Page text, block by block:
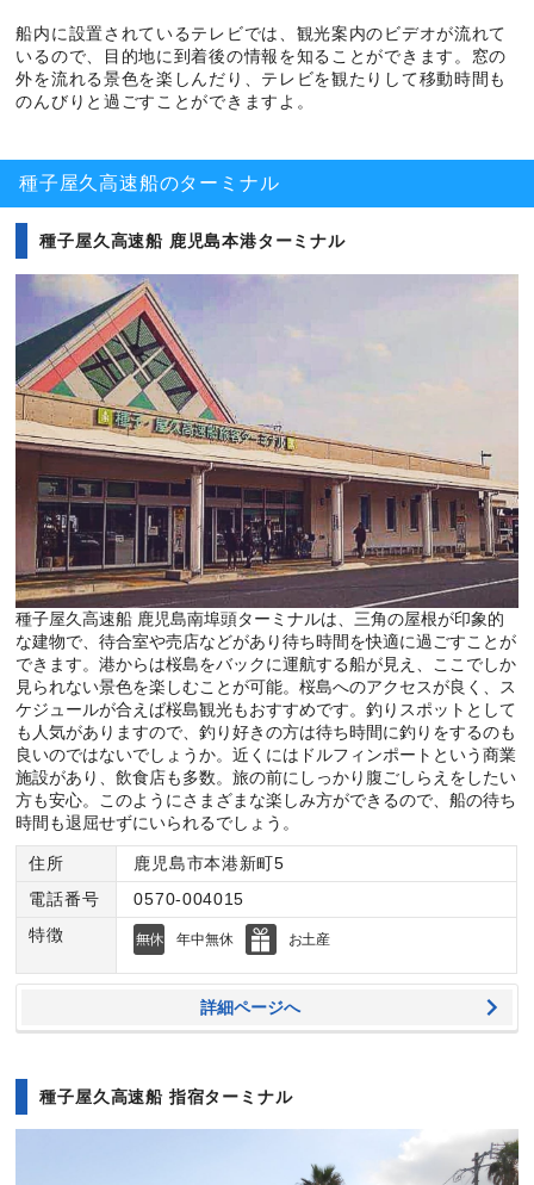
船内に設置されているテレビでは、観光案内のビデオが流れて
いるので、目的地に到着後の情報を知ることができます。窓の
外を流れる景色を楽しんだり、テレビを観たりして移動時間も
のんびりと過ごすことができますよ。
種子屋久高速船のターミナル
種子屋久高速船 鹿児島本港ターミナル
種子屋久高速船 鹿児島南埠頭ターミナルは、三角の屋根が印象的
な建物で、待合室や売店などがあり待ち時間を快適に過ごすことが
できます。港からは桜島をバックに運航する船が見え、ここでしか
見られない景色を楽しむことが可能。桜島へのアクセスが良く、ス
ケジュールが合えば桜島観光もおすすめです。釣りスポットとして
も人気がありますので、釣り好きの方は待ち時間に釣りをするのも
良いのではないでしょうか。近くにはドルフィンポートという商業
施設があり、飲食店も多数。旅の前にしっかり腹ごしらえをしたい
方も安心。このようにさまざまな楽しみ方ができるので、船の待ち
時間も退屈せずにいられるでしょう。
住所
鹿児島市本港新町5
電話番号
0570-004015
特徴
年中無休 お土産
詳細ページへ
種子屋久高速船 指宿ターミナル